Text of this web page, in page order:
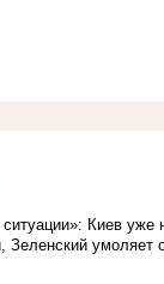
Киев уже
Зеленский умоляет